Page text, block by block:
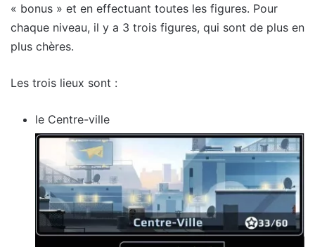
« bonus » et en effectuant toutes les figures. Pour
chaque niveau, il y a 3 trois figures, qui sont de plus en
plus chères.
Les trois lieux sont :
le Centre-ville